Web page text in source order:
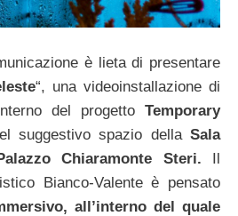
è lieta di presentare
“, una videoinstallazione di
del progetto Temporary
suggestivo spazio della Sala
Chiaramonte Steri. Il
Bianco-Valente è pensato
all’interno del quale